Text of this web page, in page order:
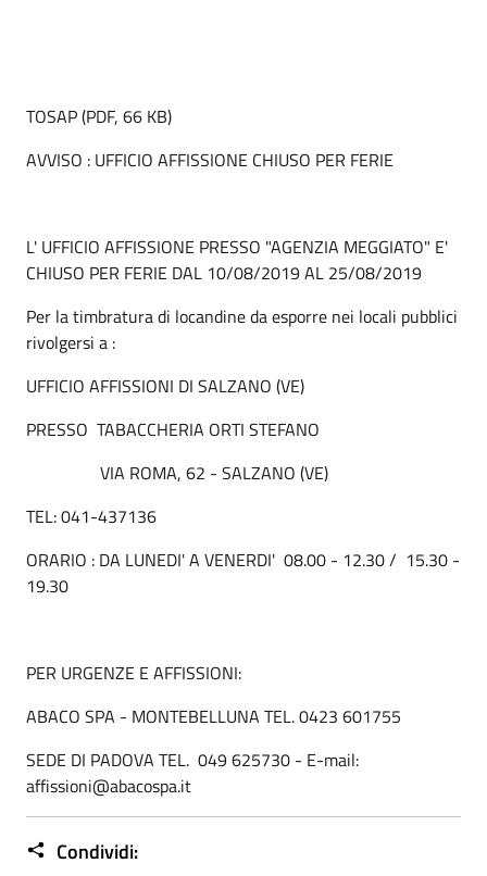
TOSAP (PDF, 66 KB)
AVVISO : UFFICIO AFFISSIONE CHIUSO PER FERIE
L' UFFICIO AFFISSIONE PRESSO "AGENZIA MEGGIATO" E'
CHIUSO PER FERIE DAL 10/08/2019 AL 25/08/2019
Per la timbratura di locandine da esporre nei locali pubblici
rivolgersi a :
UFFICIO AFFISSIONI DI SALZANO (VE)
PRESSO TABACCHERIA ORTI STEFANO
VIA ROMA, 62 - SALZANO (VE)
TEL: 041-437136
ORARIO : DA LUNEDI' A VENERDI' 08.00 - 12.30 / 15.30 -
19.30
PER URGENZE E AFFISSIONI:
ABACO SPA - MONTEBELLUNA TEL. 0423 601755
SEDE DI PADOVA TEL. 049 625730 - E-mail:
affissioni@abacospa.it
Condividi: